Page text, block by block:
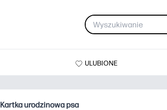
ULUBIONE
Kartka urodzinowa psa